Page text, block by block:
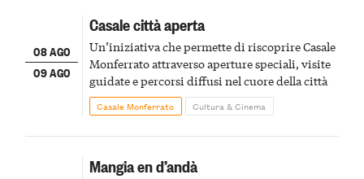
08 AGO
09 AGO
Casale città aperta
Un’iniziativa che permette di riscoprire Casale
Monferrato attraverso aperture speciali, visite
guidate e percorsi diffusi nel cuore della città
Casale Monferrato Cultura & Cinema
Mangia en d’andà